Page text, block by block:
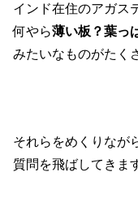
インド在住のアガス
何やら薄い板？葉っ
みたいなものがたく
それらをめくりなが
質問を飛ばしてきま